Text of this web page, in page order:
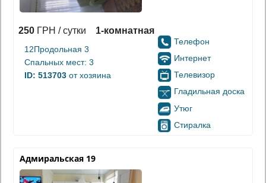
250 ГРН / сутки 1-комнатная
12Продольная 3
Спальных мест: 3
ID: 513703 от хозяина
Телефон
Интернет
Телевизор
Гладильная доска
Утюг
Стиралка
Адмиральская 19